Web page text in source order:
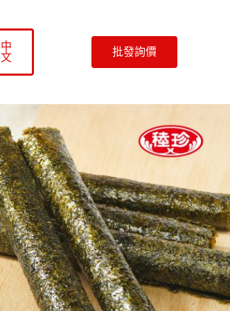
中
文
批發詢價